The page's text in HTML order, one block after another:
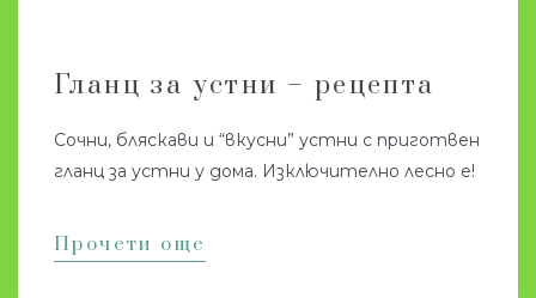
Гланц за устни – рецепта
Сочни, бляскави и “вкусни” устни с приготвен
гланц за устни у дома. Изключително лесно е!
Прочети още